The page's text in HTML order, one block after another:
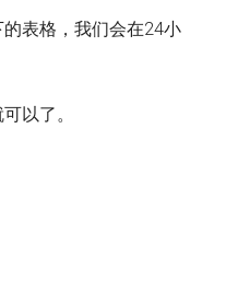
表格，我们会在24小
以了。